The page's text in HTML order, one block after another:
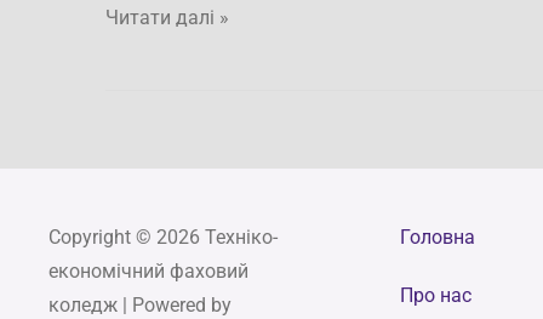
Читати далі »
Copyright © 2026 Техніко-
економічний фаховий
коледж | Powered by
Головна
Про нас